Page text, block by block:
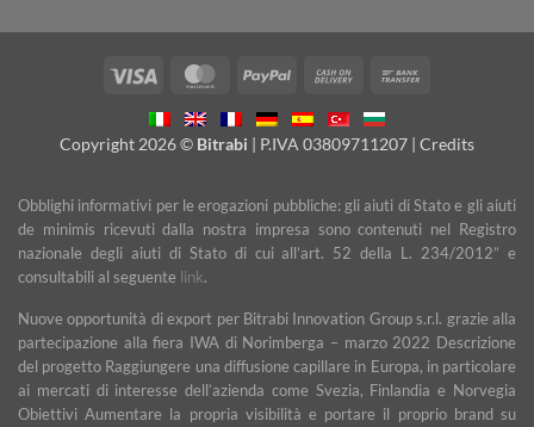
Visa MasterCardPayPal
Cash
Delivery
Copyright 2026 © Bitrabi | P.IVA 03809711207 | Credits
Obblighi informativi per le erogazioni pubbliche: gli aiuti di Stato e gli aiuti
de minimis ricevuti dalla nostra impresa sono contenuti nel Registro
nazionale degli aiuti di Stato di cui all’art. 52 della L. 234/2012” e
consultabili al seguente link.
Nuove opportunità di export per Bitrabi Innovation Group s.r.l. grazie alla
partecipazione alla fiera IWA di Norimberga – marzo 2022 Descrizione
del progetto Raggiungere una diffusione capillare in Europa, in particolare
ai mercati di interesse dell’azienda come Svezia, Finlandia e Norvegia
Obiettivi Aumentare la propria visibilità e portare il proprio brand su